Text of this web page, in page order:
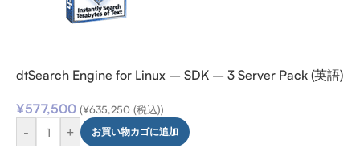
dtSearch Engine for Linux – SDK – 3 Server Pack (英語)
¥577,500 (¥635,250 (税込))
- + お買い物カゴに追加